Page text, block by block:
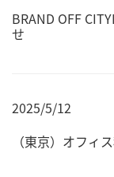
BRAND OFF
せ
2025/5/12
（東京）オフィ